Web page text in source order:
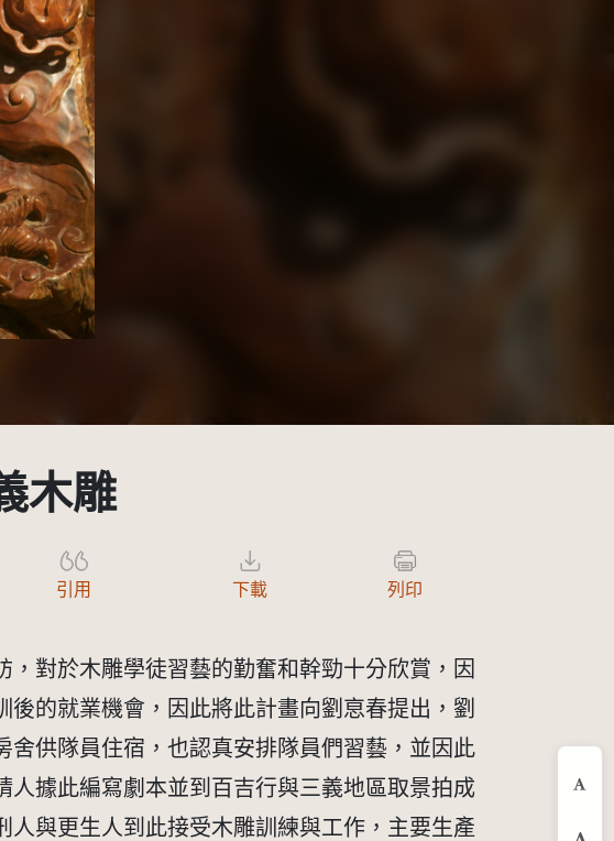
+)
木雕
引用 下載 列印
對於木雕學徒習藝的勤奮和幹勁十分欣賞，因
的就業機會，因此將此計畫向劉恴春提出，劉
供隊員住宿，也認真安排隊員們習藝，並因此
據此編寫劇本並到百吉行與三義地區取景拍成
與更生人到此接受木雕訓練與工作，主要生產